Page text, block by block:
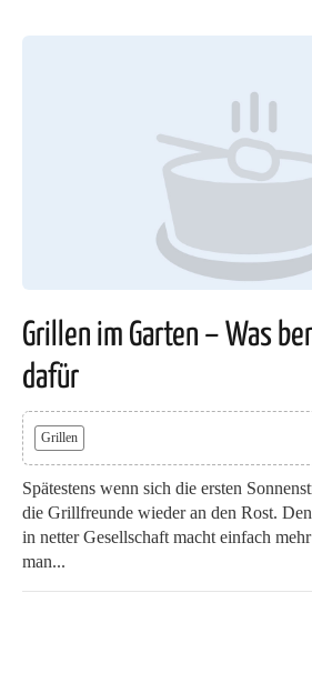
Grillen im Garten – Was
dafür
Grillen
Spätestens wenn sich die ersten
die Grillfreunde wieder an den Rost.
in netter Gesellschaft macht einfach
man...